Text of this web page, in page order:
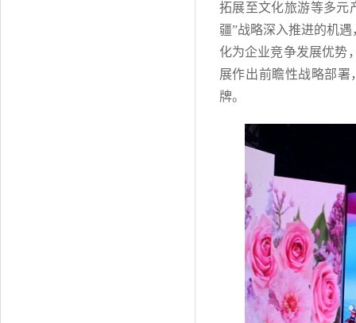
拓展至文化旅游等多元
疆”战略深入推进的机
化为企业竞争发展优势
展作出前瞻性战略部
牌。